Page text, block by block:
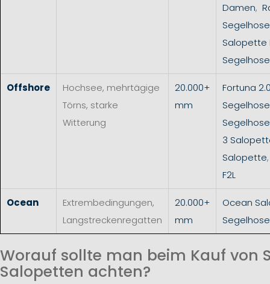
Damen,
Segelhose
Salopette
Segelhose
Offshore
Hochsee, mehrtägige
Törns, starke
Witterung
20.000+
mm
Fortuna
Segelhose
3
Salopette
F2L
Ocean
Extrembedingungen,
Langstreckenregatten
20.000+
mm
Ocean
Segelhose
Worauf sollte man beim Kauf von
Salopetten achten?